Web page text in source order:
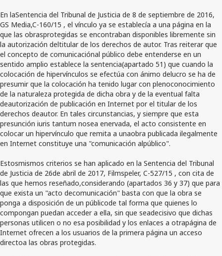
En laSentencia del Tribunal de Justicia de 8 de septiembre de 2016,
GS Media,C-160/15 , el vínculo ya se establecía a una página en la
que las obrasprotegidas se encontraban disponibles libremente sin
la autorización deltitular de los derechos de autor. Tras reiterar que
el concepto de comunicaciónal público debe entenderse en un
sentido amplio establece la sentencia(apartado 51) que cuando la
colocación de hipervínculos se efectúa con ánimo delucro se ha de
presumir que la colocación ha tenido lugar con plenoconocimiento
de la naturaleza protegida de dicha obra y de la eventual falta
deautorización de publicación en Internet por el titular de los
derechos deautor. En tales circunstancias, y siempre que esta
presunción iuris tantum nosea enervada, el acto consistente en
colocar un hipervínculo que remita a unaobra publicada ilegalmente
en Internet constituye una "comunicación alpúblico".
Estosmismos criterios se han aplicado en la Sentencia del Tribunal
de Justicia de 26de abril de 2017, Filmspeler, C-527/15 , con cita de
las que hemos reseñado,considerando (apartados 36 y 37) que para
que exista un "acto decomunicación" basta con que la obra se
ponga a disposición de un públicode tal forma que quienes lo
compongan puedan acceder a ella, sin que seadecisivo que dichas
personas utilicen o no esa posibilidad y los enlaces a otrapágina de
Internet ofrecen a los usuarios de la primera página un acceso
directoa las obras protegidas.